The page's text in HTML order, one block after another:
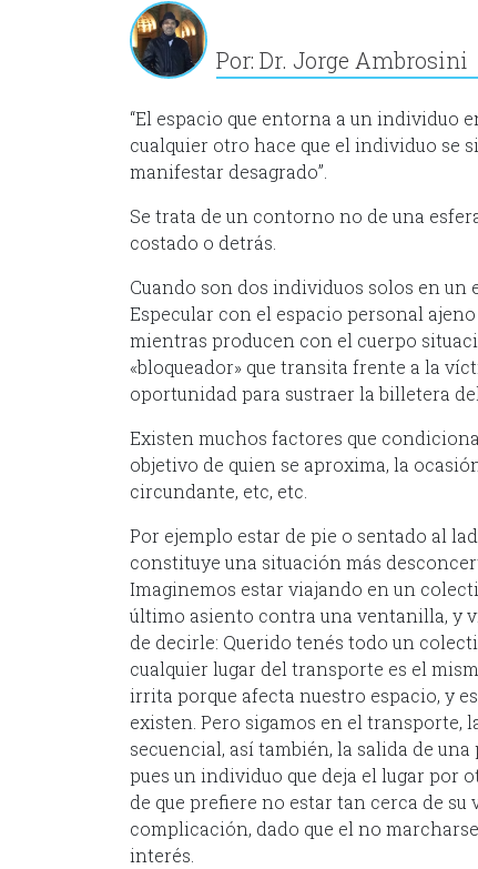
Por: Dr. Jorge Ambrosini
“El espacio que entorna a un individuo
cualquier otro hace que el individuo se
manifestar desagrado”.
Se trata de un contorno no de una
costado o detrás.
Cuando son dos individuos solos en un
Especular con el espacio personal
mientras producen con el cuerpo
«bloqueador» que transita frente a la
oportunidad para sustraer la billetera
Existen muchos factores que
objetivo de quien se aproxima, la
circundante, etc, etc.
Por ejemplo estar de pie o sentado al
constituye una situación más
Imaginemos estar viajando en un
último asiento contra una ventanilla, y
de decirle: Querido tenés todo un
cualquier lugar del transporte es el
irrita porque afecta nuestro espacio, y
existen. Pero sigamos en el transporte,
secuencial, así también, la salida de
pues un individuo que deja el lugar por
de que prefiere no estar tan cerca de
complicación, dado que el no
interés.